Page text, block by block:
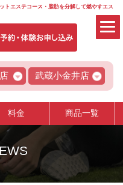
トエステコース・脂肪を分解して燃やすエス
武蔵小金井店
料金 商品一覧